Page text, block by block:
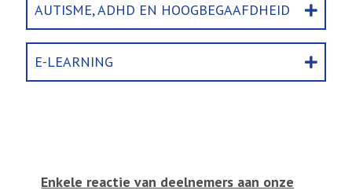
AUTISME, ADHD EN HOOGBEGAAFDHEID
E-LEARNING
Enkele reactie van deelnemers aan onze